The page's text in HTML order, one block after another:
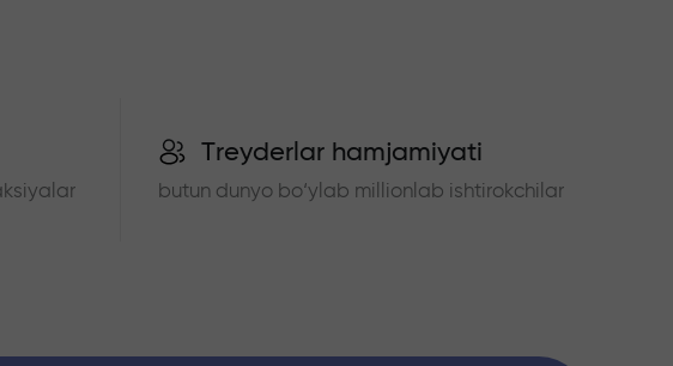
Treyderlar hamjamiyati
butun dunyo bo‘ylab millionlab ishtirokchilar